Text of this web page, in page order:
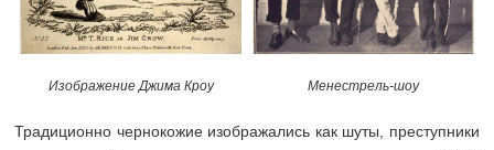
Изображение Джима Кроу Менестрель-шоу
Традиционно чернокожие изображались как шуты, преступники